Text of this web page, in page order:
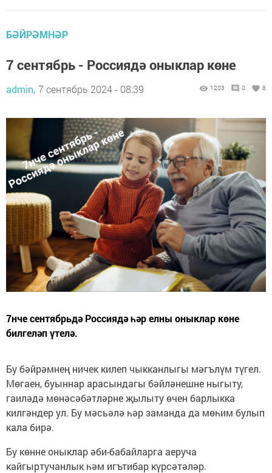
БӘЙРӘМНӘР
7 сентябрь - Россиядә оныклар көне
admin, 7 сентябрь 2024 - 08:39 1203 0 8
7нче сентябрьдә Россиядә һәр елны оныклар көне
билгеләп үтелә.
Бу бәйрәмнең ничек килеп чыкканлыгы мәгълүм түгел.
Мөгаен, буыннар арасындагы бәйләнешне ныгыту,
гаиләдә мөнәсәбәтләрне җылыту өчен барлыкка
килгәндер ул. Бу мәсьәлә һәр заманда да мөһим булып
кала бирә.
Бу көнне оныклар әби-бабайларга аеруча
кайгыртучанлык һәм игътибар күрсәтәләр.